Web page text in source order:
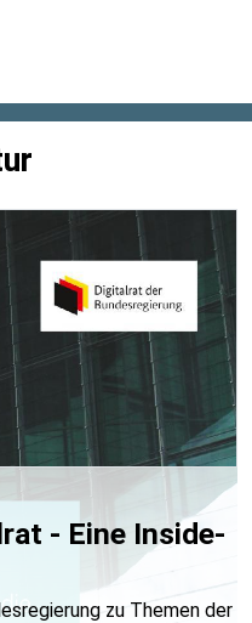
- Eine Inside-
zu Themen der